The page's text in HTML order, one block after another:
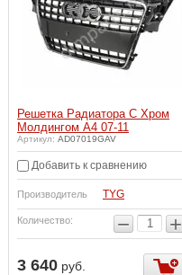
Решетка Радиатора С Хром
Молдингом A4 07-11
Артикул: AD07019GAV
Добавить к сравнению
Производитель TYG
Количество: − +
3 640 руб.